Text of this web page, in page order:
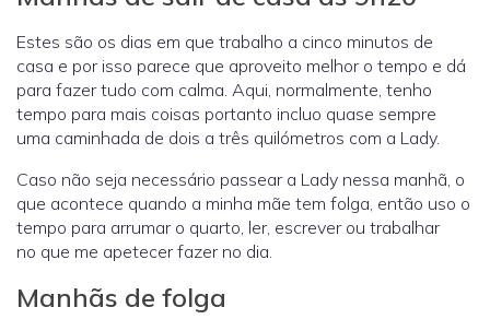
Estes são os dias em que trabalho a cinco minutos de
casa e por isso parece que aproveito melhor o tempo e dá
para fazer tudo com calma. Aqui, normalmente, tenho
tempo para mais coisas portanto incluo quase sempre
uma caminhada de dois a três quilómetros com a Lady.
Caso não seja necessário passear a Lady nessa manhã, o
que acontece quando a minha mãe tem folga, então uso o
tempo para arrumar o quarto, ler, escrever ou trabalhar
no que me apetecer fazer no dia.
Manhãs de folga